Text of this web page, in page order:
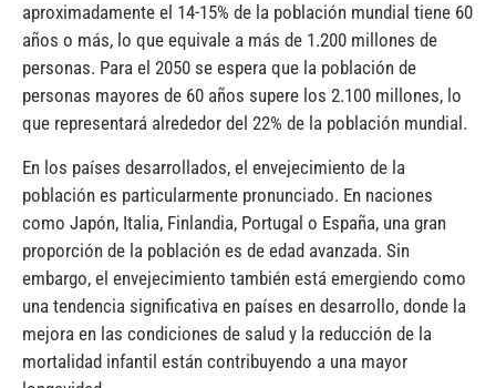
aproximadamente el 14-15% de la población mundial tiene 60
años o más, lo que equivale a más de 1.200 millones de
personas. Para el 2050 se espera que la población de
personas mayores de 60 años supere los 2.100 millones, lo
que representará alrededor del 22% de la población mundial.
En los países desarrollados, el envejecimiento de la
población es particularmente pronunciado. En naciones
como Japón, Italia, Finlandia, Portugal o España, una gran
proporción de la población es de edad avanzada. Sin
embargo, el envejecimiento también está emergiendo como
una tendencia significativa en países en desarrollo, donde la
mejora en las condiciones de salud y la reducción de la
mortalidad infantil están contribuyendo a una mayor